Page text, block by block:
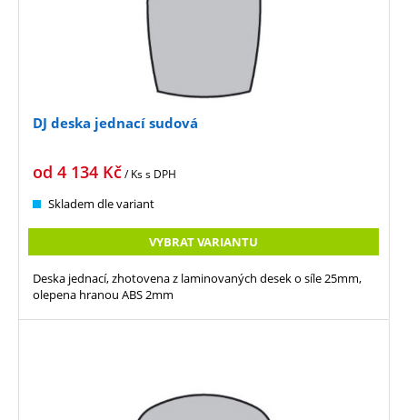
DJ deska jednací sudová
od 4 134 Kč/ Kss DPH
Skladem dle variant
VYBRAT VARIANTU
Deska jednací, zhotovena z laminovaných desek o síle 25mm,
olepena hranou ABS 2mm